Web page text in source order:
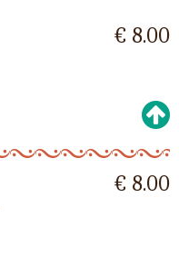
€ 8.00
€ 8.00